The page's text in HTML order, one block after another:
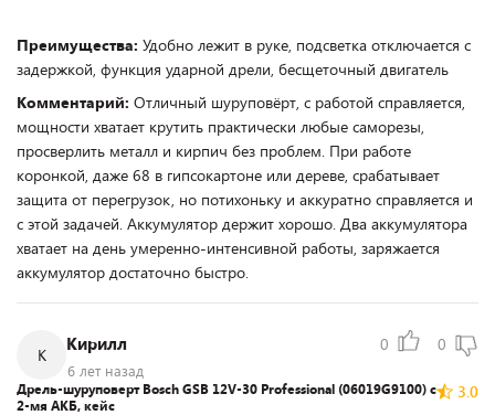
Преимущества: Удобно лежит в руке, подсветка отключается с
задержкой, функция ударной дрели, бесщеточный двигатель
Комментарий: Отличный шуруповёрт, с работой справляется,
мощности хватает крутить практически любые саморезы,
просверлить металл и кирпич без проблем. При работе
коронкой, даже 68 в гипсокартоне или дереве, срабатывает
защита от перегрузок, но потихоньку и аккуратно справляется и
с этой задачей. Аккумулятор держит хорошо. Два аккумулятора
хватает на день умеренно-интенсивной работы, заряжается
аккумулятор достаточно быстро.
К
Кирилл
6 лет назад
0 0
3.0
Дрель-шуруповерт Bosch GSB 12V-30 Professional (06019G9100) с
2-мя АКБ, кейс